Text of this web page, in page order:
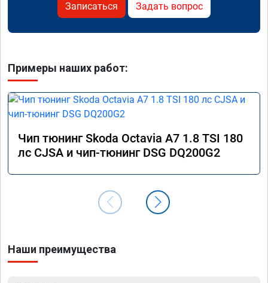
Записаться Задать вопрос
Примеры наших работ:
Чип тюнинг Skoda Octavia A7 1.8 TSI 180
лс CJSA и чип-тюнинг DSG DQ200G2
Наши преимущества